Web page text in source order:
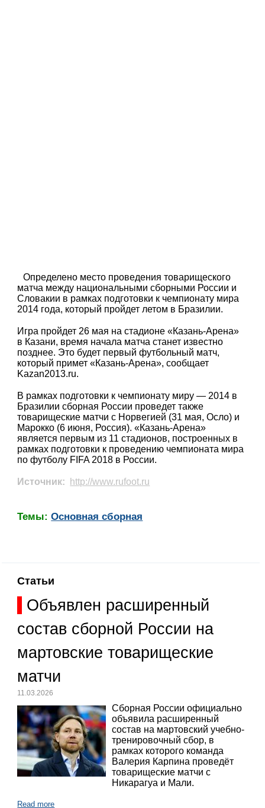
Определено место проведения товарищеского
матча между национальными сборными России и
Словакии в рамках подготовки к чемпионату мира
2014 года, который пройдет летом в Бразилии.
Игра пройдет 26 мая на стадионе «Казань-Арена»
в Казани, время начала матча станет известно
позднее. Это будет первый футбольный матч,
который примет «Казань-Арена», сообщает
Kazan2013.ru.
В рамках подготовки к чемпионату миру — 2014 в
Бразилии сборная России проведет также
товарищеские матчи с Норвегией (31 мая, Осло) и
Марокко (6 июня, Россия). «Казань-Арена»
является первым из 11 стадионов, построенных в
рамках подготовки к проведению чемпионата мира
по футболу FIFA 2018 в России.
Источник: http://www.rufoot.ru
Темы:Основная сборная
Статьи
Объявлен расширенный
состав сборной России на
мартовские товарищеские
матчи
11.03.2026
Сборная России официально
объявила расширенный
состав на мартовский учебно-
тренировочный сбор, в
рамках которого команда
Валерия Карпина проведёт
товарищеские матчи с
Никарагуа и Мали.
Read more